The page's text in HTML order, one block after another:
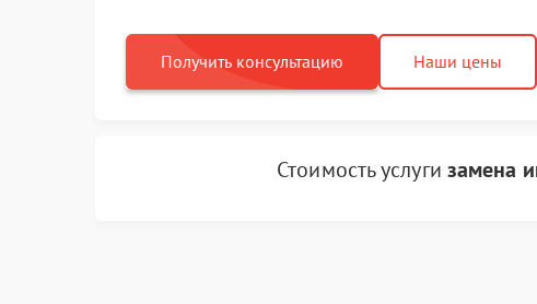
Получить консультацию Наши цены
Стоимость услуги замена